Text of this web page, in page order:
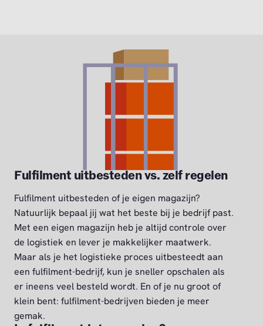
Fulfilment uitbesteden vs. zelf regelen
Fulfilment uitbesteden of je eigen magazijn?
Natuurlijk bepaal jij wat het beste bij je bedrijf past.
Met een eigen magazijn heb je altijd controle over
de logistiek en lever je makkelijker maatwerk.
Maar als je het logistieke proces uitbesteedt aan
een fulfilment-bedrijf, kun je sneller opschalen als
er ineens veel besteld wordt. En of je nu groot of
klein bent: fulfilment-bedrijven bieden je meer
gemak.